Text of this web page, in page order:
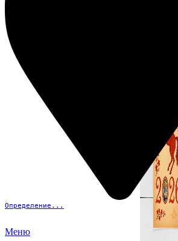
Определение...
Меню